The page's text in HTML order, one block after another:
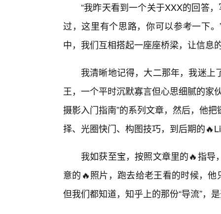
“我昨天看到一个关于XXX的回答
过，这里有个思路，你可以参考一下
中，我们互相搭起一座座桥梁，让信息
我清晰地记得，大二那年，我迷
王，一个平时沉默寡言但心思细腻的家
摄影入门指南”的系列文章，然后，他
择、光圈快门、构图技巧，到后期的
我如获至宝，按照文章里的🔥指
意的🔥照片，跑去给老王看的时候，
但我们都知道，知乎上的那份“导流”，